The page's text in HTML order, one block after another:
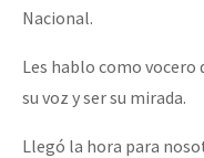
Nacional.
Les hablo como vocero
su voz y ser su mirada.
Llegó la hora para